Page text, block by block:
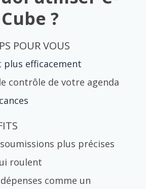
Cube ?
POUR VOUS
plus efficacement
contrôle de votre agenda
plus précises
roulent
comme un